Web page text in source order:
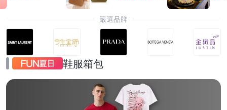
嚴選品牌
鞋服箱包